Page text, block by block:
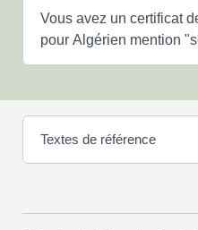
Vous avez un certificat
pour Algérien mention
Textes de référence